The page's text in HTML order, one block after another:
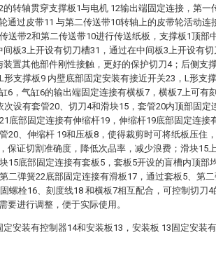
转轴贯穿支撑板1与电机 12输出端固定连接，第一
通过皮带11 与第二传送带10转轴上的皮带轮活动连
送带2和第二传送带10进行传送纸板，支撑板1顶部
间板3上开设有切刀槽31，通过在中间板3上开设有
置其他部件刚性接触，更好的保护切刀4；后侧支
形支撑板9 内壁底部固定安装有接近开关23，L形支
6，气缸6的输出端固定连接有横板7，横板7上可有
次设有套管20、切刀4和滑块15，套管20内顶部固定
底部固定连接有伸缩杆19，伸缩杆19底部固定连接
20、伸缩杆 19和压板8，使得裁剪时可将纸板压住
保证切割准确度，降低次品率，减少浪费；滑块15
15底部固定连接有套板5，套板5开设的盲槽内顶部
二弹簧22底部固定连接有滑板17，通过套板5、第
螺栓16、刻度线18 和横板7相互配合，可控制切刀4
要进行调整，便于实际使用。
安装有控制器14和安装板13，安装板 13固定安装